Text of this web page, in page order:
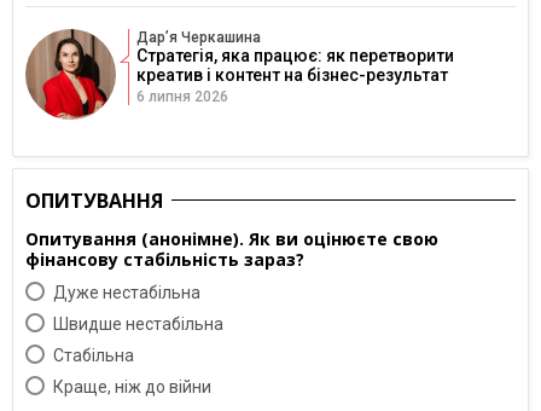
Дарʼя Черкашина
Стратегія, яка працює: як перетворити
креатив і контент на бізнес-результат
6 липня 2026
ОПИТУВАННЯ
Опитування (анонімне). Як ви оцінюєте свою
фінансову стабільність зараз?
Дуже нестабільна
Швидше нестабільна
Cтабільна
Краще, ніж до війни